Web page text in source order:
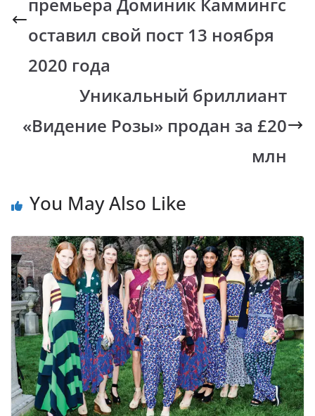
o
k
p
p
n
k
m
оставил свой пост 13 ноября
2020 года
Уникальный бриллиант
«Видение Розы» продан за £20
млн
You May Also Like